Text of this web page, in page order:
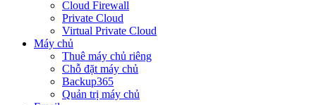
Cloud Firewall
Private Cloud
Virtual Private Cloud
Máy chủ
Thuê máy chủ riêng
Chỗ đặt máy chủ
Backup365
Quản trị máy chủ